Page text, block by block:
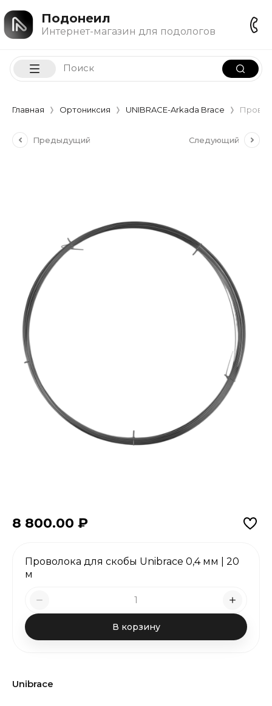
Подонеил
Интернет-магазин для подологов
Главная Ортониксия UNIBRACE-Arkada Brace
Предыдущий Следующий
Unibrace
8 800.00 ₽
Проволока для скобы Unibrace 0,4 мм | 20
м
В корзину